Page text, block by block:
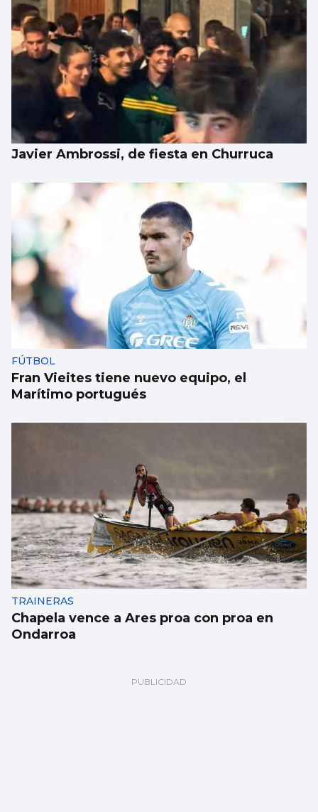
Japón recuerda Hiroshima y reabre el
debate antinuclear
Javier Ambrossi, de fiesta en Churruca
FÚTBOL
Fran Vieites tiene nuevo equipo, el
Marítimo portugués
TRAINERAS
Chapela vence a Ares proa con proa en
Ondarroa